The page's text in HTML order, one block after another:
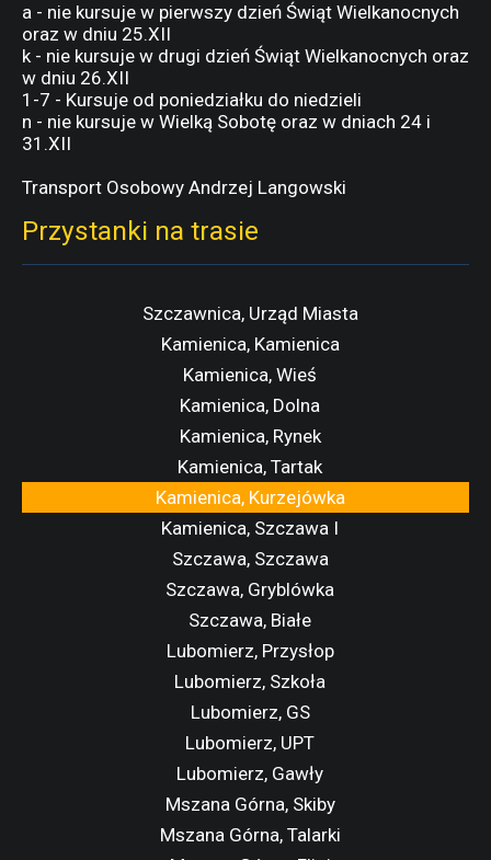
a - nie kursuje w pierwszy dzień Świąt Wielkanocnych
oraz w dniu 25.XII
k - nie kursuje w drugi dzień Świąt Wielkanocnych oraz
w dniu 26.XII
1-7 - Kursuje od poniedziałku do niedzieli
n - nie kursuje w Wielką Sobotę oraz w dniach 24 i
31.XII
Transport Osobowy Andrzej Langowski
Przystanki na trasie
Szczawnica, Urząd Miasta
Kamienica, Kamienica
Kamienica, Wieś
Kamienica, Dolna
Kamienica, Rynek
Kamienica, Tartak
Kamienica, Kurzejówka
Kamienica, Szczawa I
Szczawa, Szczawa
Szczawa, Gryblówka
Szczawa, Białe
Lubomierz, Przysłop
Lubomierz, Szkoła
Lubomierz, GS
Lubomierz, UPT
Lubomierz, Gawły
Mszana Górna, Skiby
Mszana Górna, Talarki